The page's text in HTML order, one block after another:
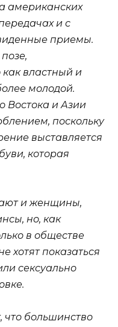
американских
и с
приемы.
властный и
молодой.
Востока и Азии
поскольку
выставляется
которая
и женщины,
но, как
в обществе
хотят показаться
сексуально
что большинство